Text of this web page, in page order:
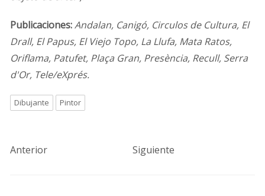
Publicaciones:Andalan, Canigó, Circulos de Cultura, El
Drall, El Papus, El Viejo Topo, La Llufa, Mata Ratos,
Oriflama, Patufet, Plaça Gran, Presència, Recull, Serra
d'Or, Tele/eXprés.
Dibujante Pintor
Anterior Siguiente